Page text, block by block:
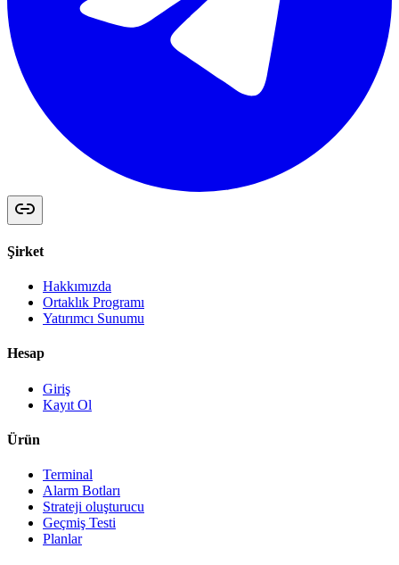
Şirket
Hakkımızda
Ortaklık Programı
Yatırımcı Sunumu
Hesap
Giriş
Kayıt Ol
Ürün
Terminal
Alarm Botları
Strateji oluşturucu
Geçmiş Testi
Planlar